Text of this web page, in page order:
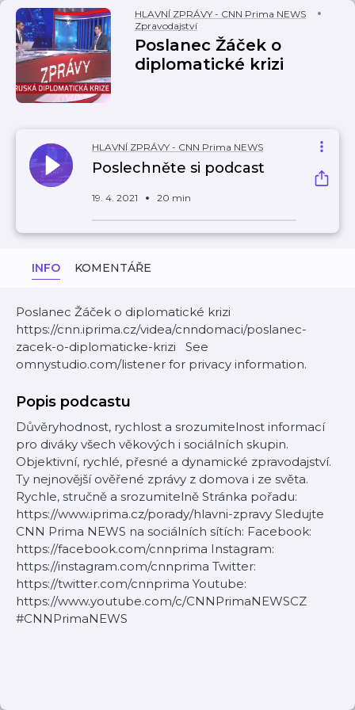
HLAVNÍ ZPRÁVY - CNN Prima NEWS
Zpravodajství
Poslanec Žáček o
diplomatické krizi
HLAVNÍ ZPRÁVY - CNN Prima NEWS
Poslechněte si podcast
19. 4. 2021 20 min
INFO KOMENTÁŘE
Poslanec Žáček o diplomatické krizi
https://cnn.iprima.cz/videa/cnndomaci/poslanec-
zacek-o-diplomaticke-krizi See
omnystudio.com/listener for privacy information.
Popis podcastu
Důvěryhodnost, rychlost a srozumitelnost informací
pro diváky všech věkových i sociálních skupin.
Objektivní, rychlé, přesné a dynamické zpravodajství.
Ty nejnovější ověřené zprávy z domova i ze světa.
Rychle, stručně a srozumitelně Stránka pořadu:
https://www.iprima.cz/porady/hlavni-zpravy Sledujte
CNN Prima NEWS na sociálních sítích: Facebook:
https://facebook.com/cnnprima Instagram:
https://instagram.com/cnnprima Twitter:
https://twitter.com/cnnprima Youtube:
https://www.youtube.com/c/CNNPrimaNEWSCZ
#CNNPrimaNEWS